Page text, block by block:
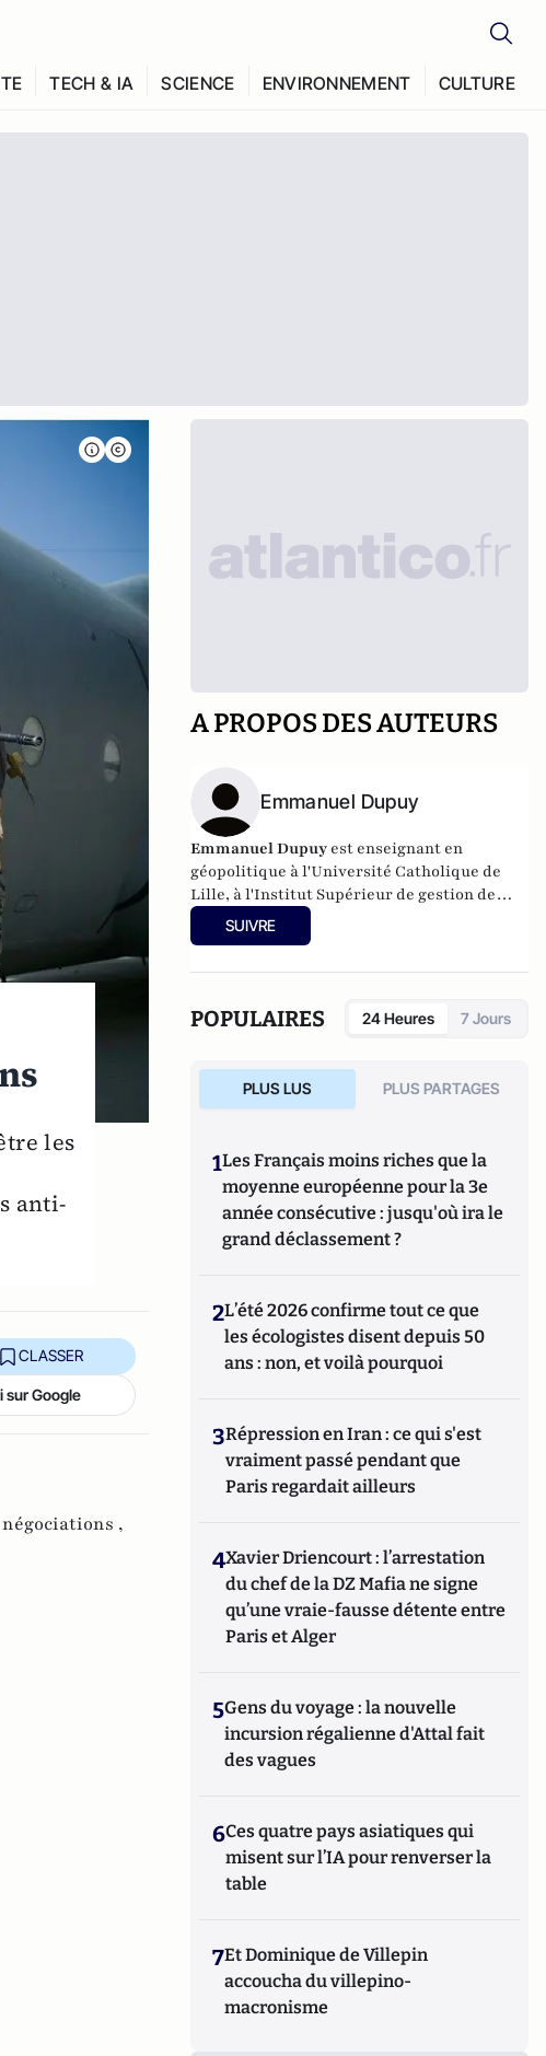
TECH & IA SCIENCE ENVIRONNEMENT CULTURE
les
anti-
CLASSER
Google
négociations ,
A PROPOS DES AUTEURS
Emmanuel Dupuy
Emmanuel Dupuy est enseignant en
géopolitique à l'Université Catholique de
Lille, à l'Institut Supérieur de gestion de
Paris, à l'école des Hautes Études
Internationales et Politiques. Il est
SUIVRE
POPULAIRES 24 Heures 7 Jours
PLUS LUS PLUS PARTAGES
1Les Français moins riches que la
moyenne européenne pour la 3e
année consécutive : jusqu'où ira le
grand déclassement ?
2L’été 2026 confirme tout ce que
les écologistes disent depuis 50
ans : non, et voilà pourquoi
3Répression en Iran : ce qui s'est
vraiment passé pendant que
Paris regardait ailleurs
4Xavier Driencourt : l’arrestation
du chef de la DZ Mafia ne signe
qu’une vraie-fausse détente entre
Paris et Alger
5Gens du voyage : la nouvelle
incursion régalienne d'Attal fait
des vagues
6Ces quatre pays asiatiques qui
misent sur l’IA pour renverser la
table
7Et Dominique de Villepin
accoucha du villepino-
macronisme